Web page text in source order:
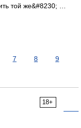
той же&#8230; …
7 8
9
18+